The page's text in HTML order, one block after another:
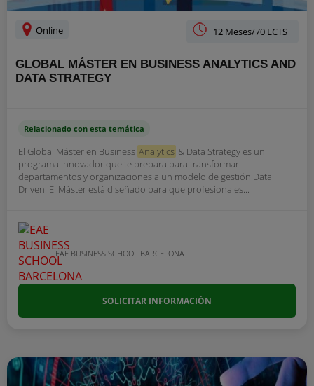
Online 12 Meses/70 ECTS
GLOBAL MÁSTER EN BUSINESS ANALYTICS AND
DATA STRATEGY
Relacionado con esta temática
El Global Máster en Business Analytics & Data Strategy es un
programa innovador que te prepara para transformar
departamentos y organizaciones a un modelo de gestión Data
Driven. El Máster está diseñado para que profesionales...
EAE BUSINESS SCHOOL BARCELONA
SOLICITAR INFORMACIÓN